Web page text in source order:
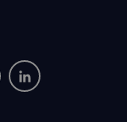
nous sur Twitter
nous sur
: rejoignez-nous
fenêtre :
Nouvelle fenêtre :